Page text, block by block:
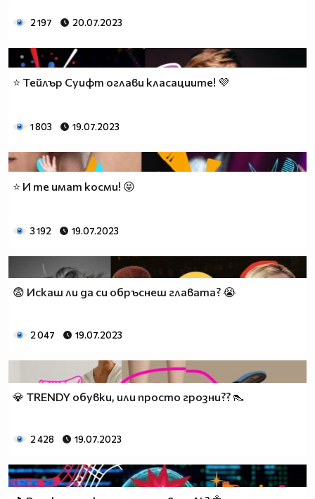
2 197 20.07.2023
⭐ Тейлър Суифт оглави класациите! 💜
1 803 19.07.2023
⭐ И те имат косми! 😝
3 192 19.07.2023
😨 Искаш ли да си обръснеш главата? 😭
2 047 19.07.2023
💎 TRENDY обувки, или просто грозни?? 👠
2 428 19.07.2023